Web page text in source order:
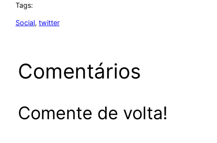
Tags:
Social, twitter
Comentários
Comente de volta!